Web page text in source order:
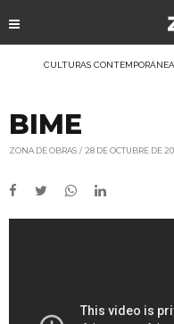
CULTURAS
BIME
ZONA DE OBRAS 28 DE OCTUBRE DE